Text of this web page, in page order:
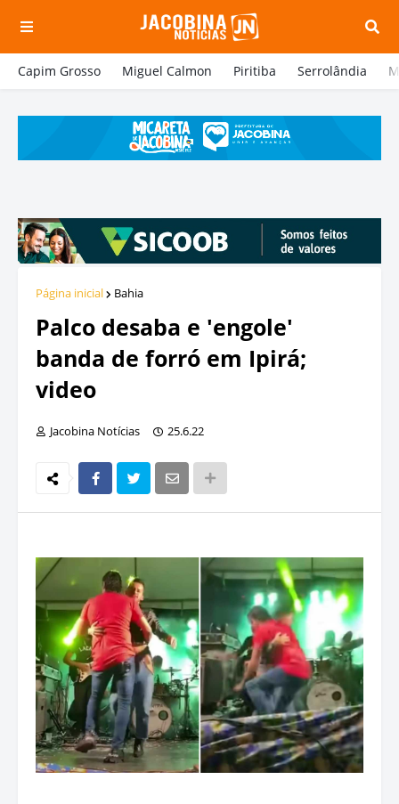
Capim Grosso Miguel Calmon Piritiba Serrolândia
Página inicial Bahia
Palco desaba e 'engole'
banda de forró em Ipirá;
video
Jacobina Notícias 25.6.22